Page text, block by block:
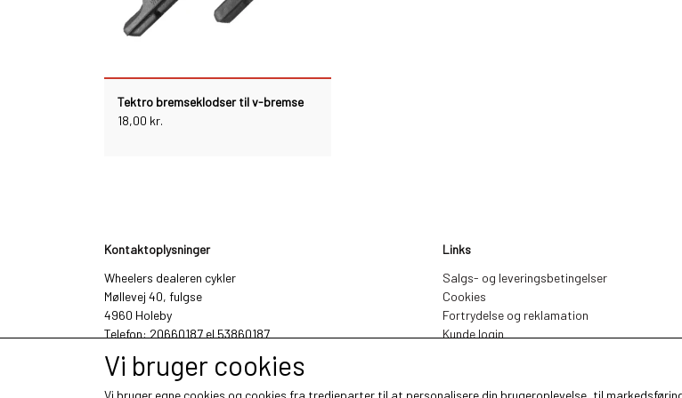
Tektro bremseklodser til v-bremse
18,00 kr.
Kontaktoplysninger
Wheelers dealeren cykler
Møllevej 40, fulgse
4960 Holeby
Telefon: 20660187 el 53860187
Links
Salgs- og leveringsbetingelser
Cookies
Fortrydelse og reklamation
Kunde login
Vi bruger cookies
Vi bruger egne cookies og cookies fra tredjeparter til at personalisere din brugeroplevelse, til